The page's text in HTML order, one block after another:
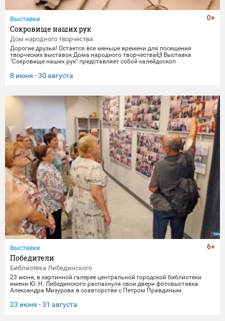
Выставки
Сокровище наших рук
Дом народного творчества
Дорогие друзья! Остается все меньше времени для посещения
творческих выставок Дома народного творчества🙌 Выставка
"Сокровище наших рук" представляет собой калейдоскоп
выполнены мастерами и профессионалами своего дела -
сотрудниками Дома народного творчества. Посетить выставку
8 июня - 30 августа
0+
Выставки
Победители
Библиотека Либединского
23 июня, в картинной галерее центральной городской библиотеки
имени Ю. Н. Либединского распахнула свои двери фотовыставка
Александра Мизурова в соавторстве с Петром Правдиным
"Дирижабль" в праздничные майские дни). 250 фотографий - и за
каждым кадром 40 лет неустанной работы мастера, 40 лет трепетного
23 июня - 31 августа
6+